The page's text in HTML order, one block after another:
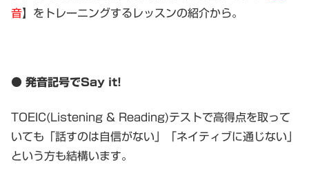
音】をトレーニングするレッスンの紹介から。
● 発音記号でSay it!
TOEIC(Listening & Reading)テストで高得点を取って
いても「話すのは自信がない」「ネイティブに通じない」
という方も結構います。